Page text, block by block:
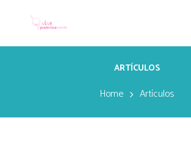
ARTÍCULOS
Home Artículos